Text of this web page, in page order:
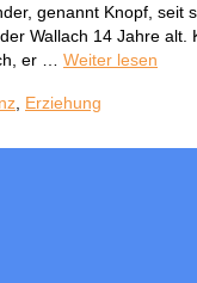
genannt Knopf, seit
Wallach 14 Jahre alt.
er … Weiter lesen
Erziehung